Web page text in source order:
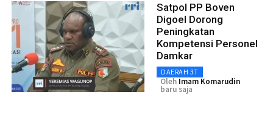
Satpol PP Boven
Digoel Dorong
Peningkatan
Kompetensi Personel
Damkar
DAERAH 3T
Oleh Imam Komarudin
baru saja